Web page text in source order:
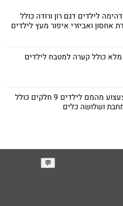
לילדים דגם רון ורודה כולל
אחסון ואביזרי איפור מעץ לילדים
כולל קערה למטבח לילדים
סט סירים ממתכת צעצוע מהמם לילדים 9 חלקים כולל
ושלושה כלים